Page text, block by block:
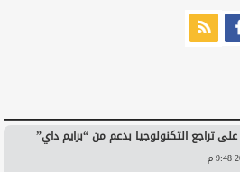
تراجع التكنولوجيا بدعم من “برايم داي”